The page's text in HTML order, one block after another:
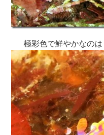
極彩色で鮮やかなのは